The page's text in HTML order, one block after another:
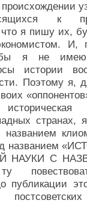
к
что я пишу их,
И,
бы я не
истории
Поэтому я,
странах,
названием
НАУКИ С
публикации